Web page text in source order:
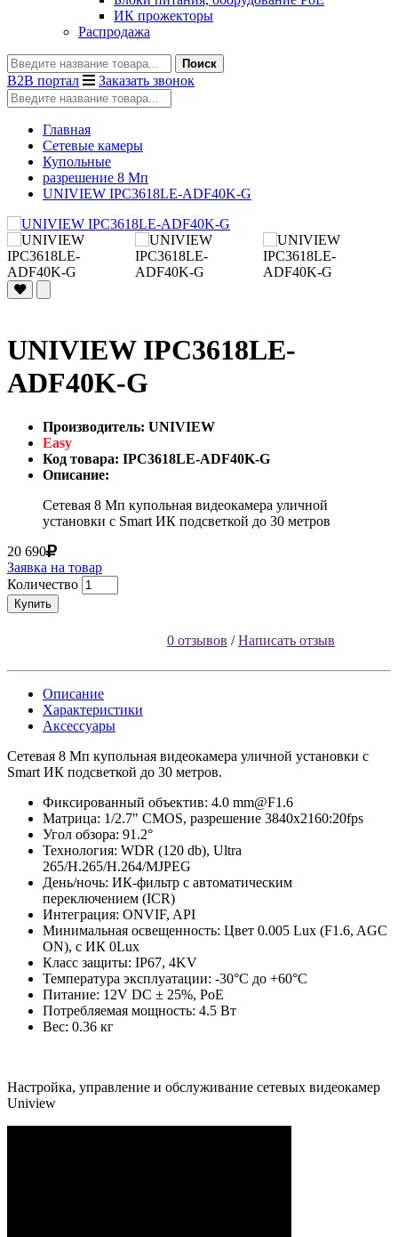
ИК прожекторы
Распродажа
Поиск
B2B портал Заказать звонок
Главная
Сетевые камеры
Купольные
разрешение 8 Мп
UNIVIEW IPC3618LE-ADF40K-G
UNIVIEW IPC3618LE-
ADF40K-G
Производитель: UNIVIEW
Easy
Код товара: IPC3618LE-ADF40K-G
Описание:
Сетевая 8 Мп купольная видеокамера уличной
установки с Smart ИК подсветкой до 30 метров
20 690
Заявка на товар
Количество
Купить
0 отзывов /Написать отзыв
Описание
Характеристики
Аксессуары
Сетевая 8 Мп купольная видеокамера уличной установки с
Smart ИК подсветкой до 30 метров.
Фиксированный объектив: 4.0 mm@F1.6
Матрица: 1/2.7" CMOS, разрешение 3840x2160:20fps
Угол обзора: 91.2°
Технология: WDR (120 db), Ultra
265/H.265/H.264/MJPEG
День/ночь: ИК-фильтр с автоматическим
переключением (ICR)
Интеграция: ONVIF, API
Минимальная освещенность: Цвет 0.005 Lux (F1.6, AGC
ON), c ИК 0Lux
Класс защиты: IP67, 4KV
Температура эксплуатации: -30°C до +60°C
Питание: 12V DC ± 25%, PoE
Потребляемая мощность: 4.5 Вт
Вес: 0.36 кг
Настройка, управление и обслуживание сетевых видеокамер
Uniview